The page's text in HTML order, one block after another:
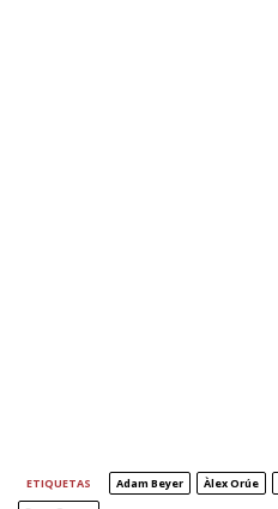
ETIQUETAS Adam Beyer Àlex Orúe